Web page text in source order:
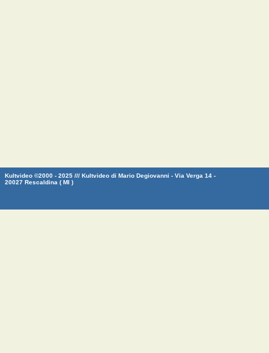
Kultvideo ©2000 - 2025 /// Kultvideo di Mario Degiovanni - Via Verga 14 -
20027 Rescaldina ( MI )